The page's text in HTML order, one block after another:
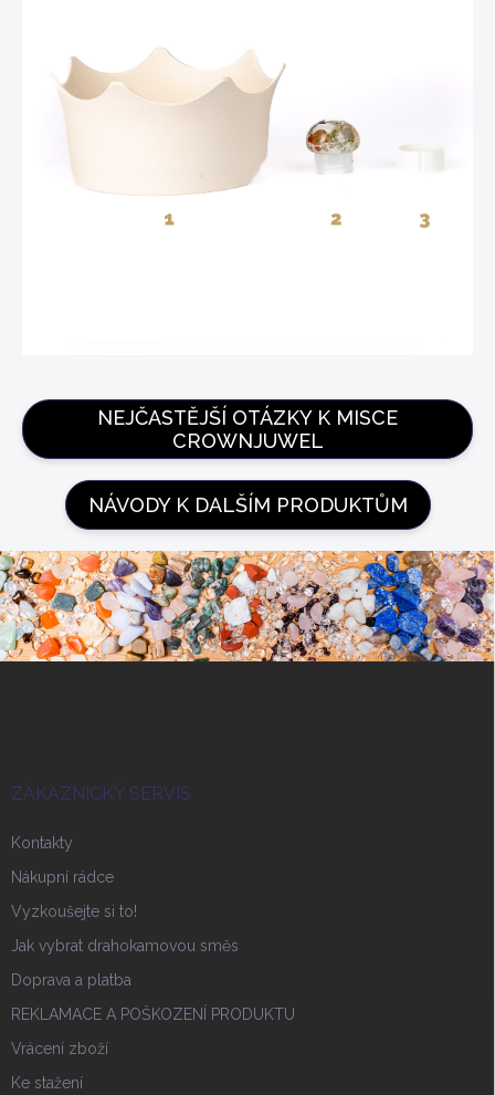
NEJČASTĚJŠÍ OTÁZKY K MISCE
CROWNJUWEL
NÁVODY K DALŠÍM PRODUKTŮM
ZÁKAZNICKÝ SERVIS
Kontakty
Nákupní rádce
Vyzkoušejte si to!
Jak vybrat drahokamovou směs
Doprava a platba
REKLAMACE A POŠKOZENÍ PRODUKTU
Vrácení zboží
Ke stažení